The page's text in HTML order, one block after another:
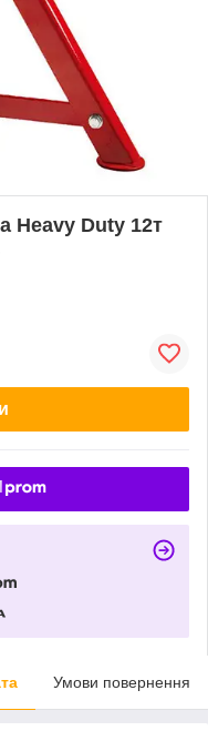
Heavy Duty 12т
Умови повернення